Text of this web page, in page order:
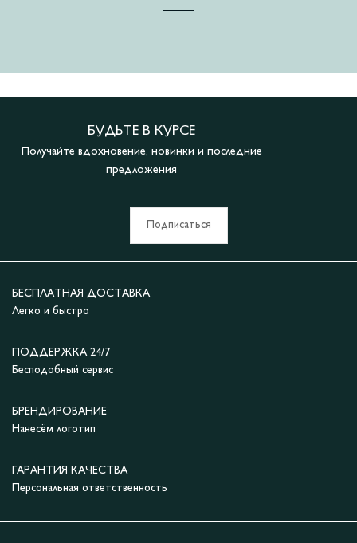
БУДЬТЕ В КУРСЕ
Получайте вдохновение, новинки и последние
предложения
Подписаться
БЕСПЛАТНАЯ ДОСТАВКА
Легко и быстро
ПОДДЕРЖКА 24/7
Бесподобный сервис
БРЕНДИРОВАНИЕ
Нанесём логотип
ГАРАНТИЯ КАЧЕСТВА
Персональная ответственность